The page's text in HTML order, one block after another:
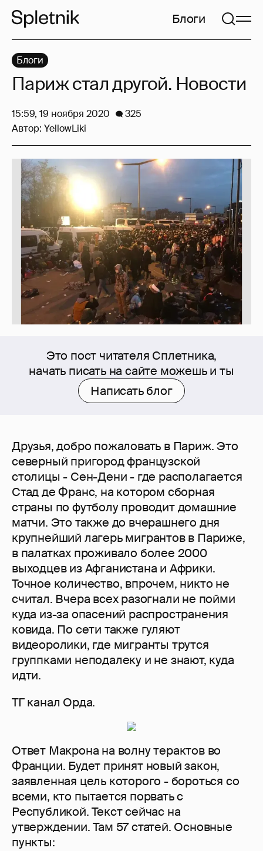
Блоги
Это пост читателя Сплетника,
начать писать на сайте можешь и ты
Написать блог
Друзья, добро пожаловать в Париж. Это
северный пригород французской
столицы - Сен-Дени - где располагается
Стад де Франс, на котором сборная
страны по футболу проводит домашние
матчи. Это также до вчерашнего дня
крупнейший лагерь мигрантов в Париже,
в палатках проживало более 2000
выходцев из Афганистана и Африки.
Точное количество, впрочем, никто не
считал. Вчера всех разогнали не пойми
куда из-за опасений распространения
ковида. По сети также гуляют
видеоролики, где мигранты трутся
группками неподалеку и не знают, куда
идти.
ТГ канал Орда.
Ответ Макрона на волну терактов во
Франции. Будет принят новый закон,
заявленная цель которого - бороться со
всеми, кто пытается порвать с
Республикой. Текст сейчас на
утверждении. Там 57 статей. Основные
пункты:
Блоги
Париж стал другой. Новости
15:59, 19 ноября 2020
325
Автор: YellowLiki